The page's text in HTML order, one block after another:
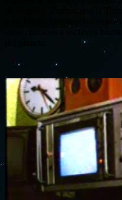
de elegidos abandonase la
y en Marte. Utilizando como
estas ciudades a esclavos